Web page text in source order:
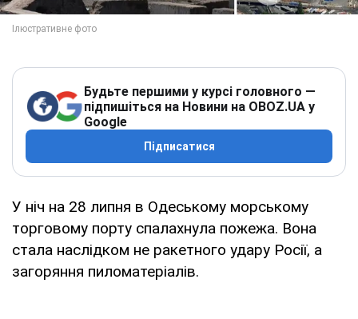
Будьте першими у курсі головного —
підпишіться на Новини на OBOZ.UA у
Google
Підписатися
У ніч на 28 липня в Одеському морському
торговому порту спалахнула пожежа. Вона
стала наслідком не ракетного удару Росії, а
загоряння пиломатеріалів.